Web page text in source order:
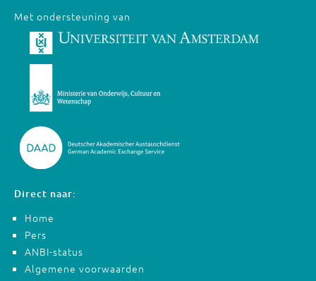
Met ondersteuning van
Direct naar:
Home
Pers
ANBI-status
Algemene voorwaarden